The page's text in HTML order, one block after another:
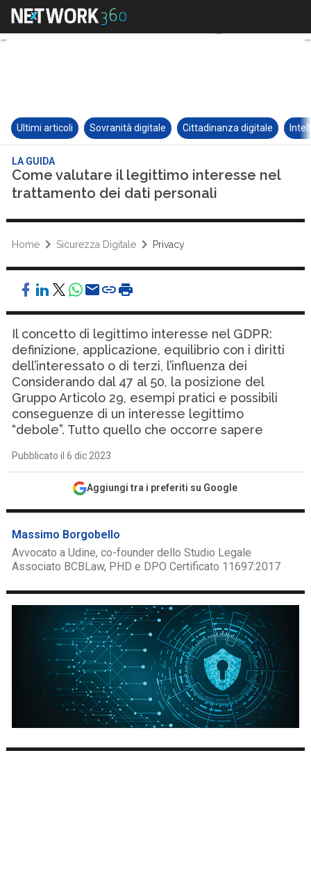
Ultimi articoli Sovranità digitale Cittadinanza digitale
LA GUIDA
Come valutare il legittimo interesse nel
trattamento dei dati personali
Home Sicurezza Digitale Privacy
Il concetto di legittimo interesse nel GDPR:
definizione, applicazione, equilibrio con i diritti
dell’interessato o di terzi, l’influenza dei
Considerando dal 47 al 50, la posizione del
Gruppo Articolo 29, esempi pratici e possibili
conseguenze di un interesse legittimo
“debole”. Tutto quello che occorre sapere
Pubblicato il 6 dic 2023
Aggiungi tra i preferiti su Google
Massimo Borgobello
Avvocato a Udine, co-founder dello Studio Legale
Associato BCBLaw, PHD e DPO Certificato 11697:2017